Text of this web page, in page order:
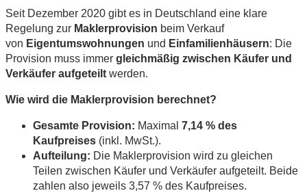
Seit Dezember 2020 gibt es in Deutschland eine klare
Regelung zur Maklerprovision beim Verkauf
von Eigentumswohnungen und Einfamilienhäusern: Die
Provision muss immer gleichmäßig zwischen Käufer und
Verkäufer aufgeteilt werden.
Wie wird die Maklerprovision berechnet?
Gesamte Provision: Maximal 7,14 % des
Kaufpreises (inkl. MwSt.).
Aufteilung: Die Maklerprovision wird zu gleichen
Teilen zwischen Käufer und Verkäufer aufgeteilt. Beide
zahlen also jeweils 3,57 % des Kaufpreises.